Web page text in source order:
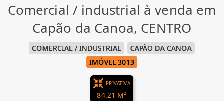
Comercial / industrial à venda em
Capão da Canoa, CENTRO
COMERCIAL / INDUSTRIAL
CAPÃO DA CANOA
IMÓVEL 3013
PRIVATIVA
84.21 M²